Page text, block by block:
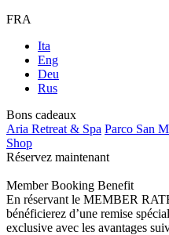
FRA
Ita
Eng
Deu
Rus
Bons cadeaux
Aria Retreat & Spa Parco San
Shop
Réservez maintenant
Member Booking Benefit
En réservant le MEMBER
bénéficierez d’une remise
exclusive avec les avantages